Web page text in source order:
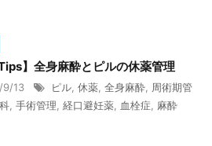
Tips】全身麻酔とピルの休薬管理
9/13 ピル 休薬 全身麻酔
周術期管
手術管理 経口避妊薬 血栓症 麻酔